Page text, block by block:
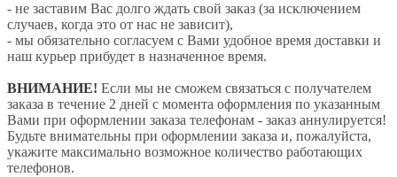
- не заставим Вас долго ждать свой заказ (за исключением
случаев, когда это от нас не зависит),
- мы обязательно согласуем с Вами удобное время доставки и
наш курьер прибудет в назначенное время.
ВНИМАНИЕ! Если мы не сможем связаться с получателем
заказа в течение 2 дней с момента оформления по указанным
Вами при оформлении заказа телефонам - заказ аннулируется!
Будьте внимательны при оформлении заказа и, пожалуйста,
укажите максимально возможное количество работающих
телефонов.